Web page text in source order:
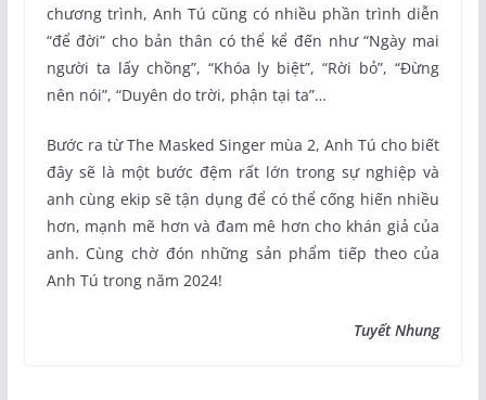
chương trình, Anh Tú cũng có nhiều phần trình diễn
“để đời” cho bản thân có thể kể đến như “Ngày mai
người ta lấy chồng”, “Khóa ly biệt”, “Rời bỏ”, “Đừng
nên nói”, “Duyên do trời, phận tại ta”…
Bước ra từ The Masked Singer mùa 2, Anh Tú cho biết
đây sẽ là một bước đệm rất lớn trong sự nghiệp và
anh cùng ekip sẽ tận dụng để có thể cống hiến nhiều
hơn, mạnh mẽ hơn và đam mê hơn cho khán giả của
anh. Cùng chờ đón những sản phẩm tiếp theo của
Anh Tú trong năm 2024!
Tuyết Nhung